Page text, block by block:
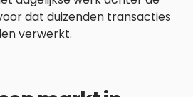
dat duizenden transacties
verwerkt.